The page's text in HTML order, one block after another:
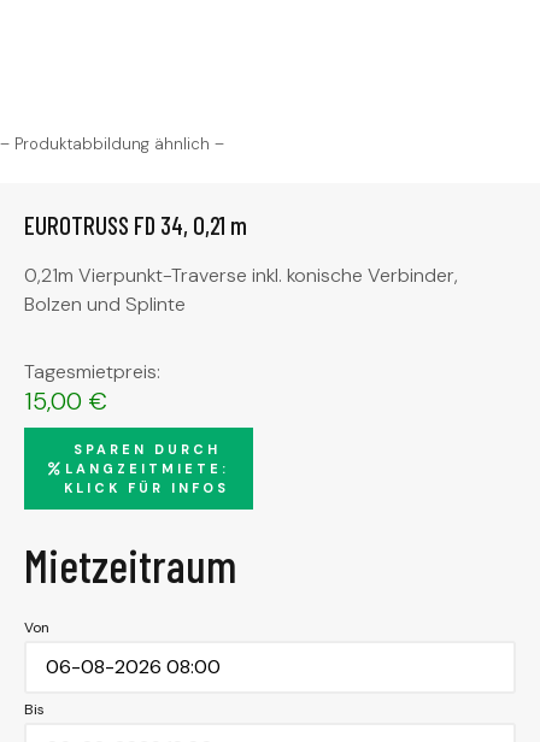
– Produktabbildung ähnlich –
EUROTRUSS FD 34, 0,21 m
0,21m Vierpunkt-Traverse inkl. konische Verbinder,
Bolzen und Splinte
Tagesmietpreis:
15,00 €
SPAREN DURCH
LANGZEITMIETE:
KLICK FÜR INFOS
Mietzeitraum
Von
Bis